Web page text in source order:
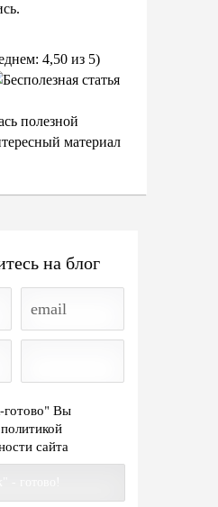
4,50 из 5)
на блог
Вы
политикой
сайта